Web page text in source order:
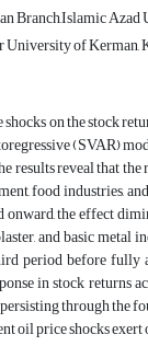
Branch,Islamic
of Kerman,
on the stock
(SVAR)
reveal that
food industries,
the effect
and basic
period before fully
in stock returns
through the
oil price shocks